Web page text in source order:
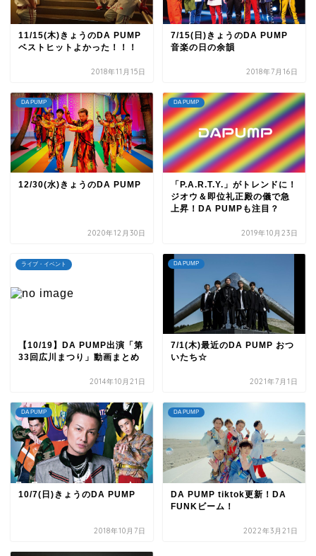
11/15(木)きょうのDA PUMP
ベストヒットよかった！！！
2018年11月15日
7/15(日)きょうのDA PUMP
音楽の日の余韻
2018年7月16日
DA PUMP
12/30(水)きょうのDA PUMP
2020年12月30日
DA PUMP
「P.A.R.T.Y.」がトレンドに！
ジオウ＆即位礼正殿の儀で急
上昇！DA PUMPも注目？
2019年10月23日
ライブ・イベント
【10/19】DA PUMP出演「第
33回広川まつり」動画まとめ
2014年10月21日
DA PUMP
7/1(木)最近のDA PUMP おつ
いたち☆
2021年7月1日
DA PUMP
10/7(日)きょうのDA PUMP
2018年10月7日
DA PUMP
DA PUMP tiktok更新！DA
FUNKビーム！
2022年3月21日